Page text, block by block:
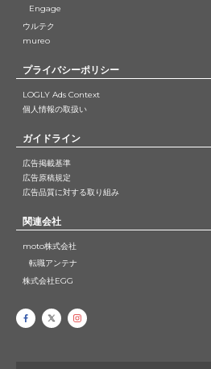
Engage
ウルテク
mureo
プライバシーポリシー
LOGLY Ads Context
個人情報の取扱い
ガイドライン
広告掲載基準
広告原稿規定
広告品質に対する取り組み
関連会社
moto株式会社
転職アンテナ
株式会社EGG